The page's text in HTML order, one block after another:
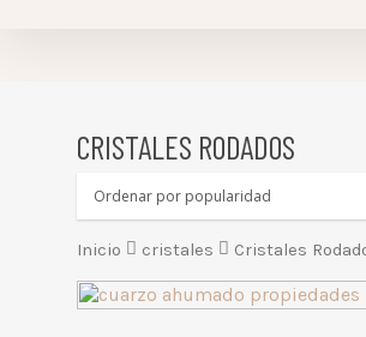
CRISTALES RODADOS
Inicio cristales Cristales